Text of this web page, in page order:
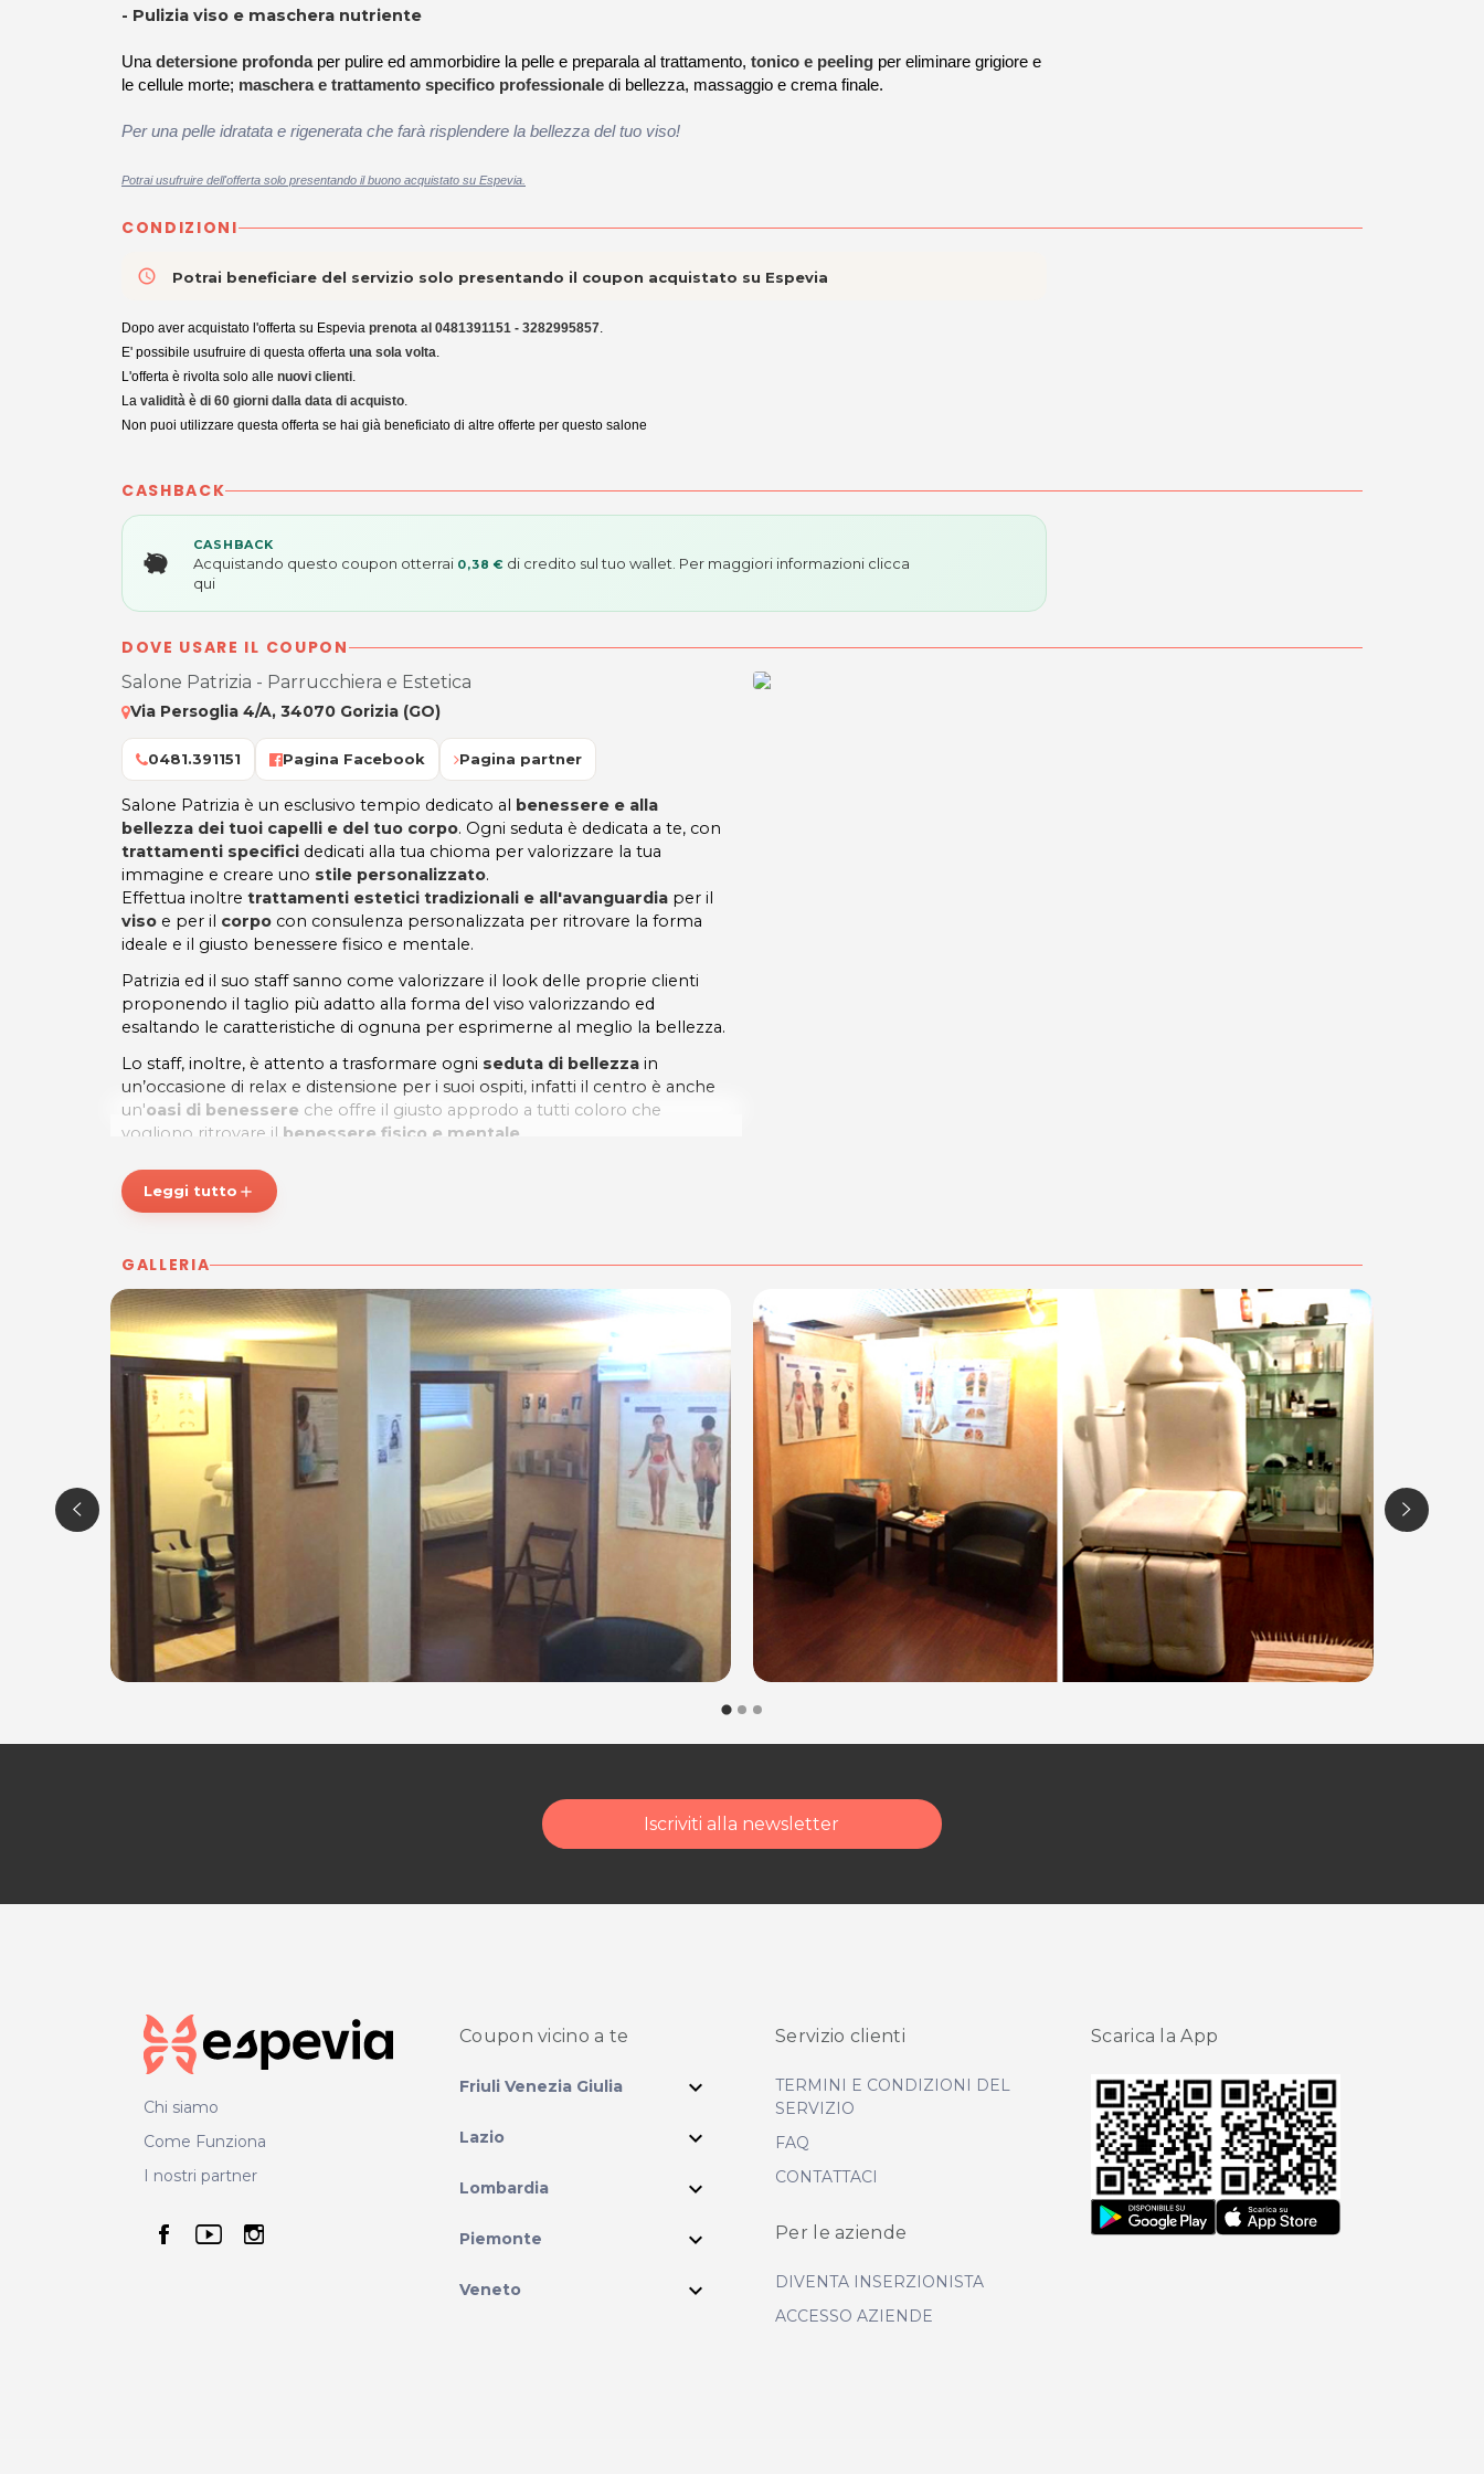
- Pulizia viso e maschera nutriente
Unadetersione profondaper pulire ed ammorbidire la pelle e preparala al trattamento, tonico e peeling per eliminare grigiore e
le cellule morte; maschera e trattamento specifico professionale di bellezza, massaggio e crema finale.
Per una pelle idratata e rigenerata che farà risplendere la bellezza del tuo viso!
Potrai usufruire dell'offerta solo presentando il buono acquistato su Espevia.
CONDIZIONI
access_time Potrai beneficiare del servizio solo presentando il coupon acquistato su Espevia
Dopo aver acquistato l'offerta su Espevia prenota al 0481391151 - 3282995857.
E' possibile usufruire di questa offerta una sola volta.
L'offerta è rivolta solo alle nuovi clienti.
La validità è di 60 giorni dalla data di acquisto.
Non puoi utilizzare questa offerta se hai già beneficiato di altre offerte per questo salone
CASHBACK
CASHBACK
Acquistando questo coupon otterrai 0,38 € di credito sul tuo wallet. Per maggiori informazioni clicca
qui
DOVE USARE IL COUPON
Salone Patrizia - Parrucchiera e Estetica
Via Persoglia 4/A, 34070 Gorizia (GO)
0481.391151 Pagina Facebook Pagina partner
Salone Patrizia è un esclusivo tempio dedicato al benessere e alla
bellezza dei tuoi capelli e del tuo corpo. Ogni seduta è dedicata a te, con
trattamenti specifici dedicati alla tua chioma per valorizzare la tua
immagine e creare uno stile personalizzato.
Effettua inoltre trattamenti estetici tradizionali e all'avanguardia per il
viso e per il corpo con consulenza personalizzata per ritrovare la forma
ideale e il giusto benessere fisico e mentale.
Patrizia ed il suo staff sanno come valorizzare il look delle proprie clienti
proponendo il taglio più adatto alla forma del viso valorizzando ed
esaltando le caratteristiche di ognuna per esprimerne al meglio la bellezza.
Lo staff, inoltre, è attento a trasformare ogni seduta di bellezza in
un’occasione di relax e distensione per i suoi ospiti, infatti il centro è anche
un'oasi di benessere che offre il giusto approdo a tutti coloro che
vogliono ritrovare il benessere fisico e mentale
SALONE PATRIZIA: accoglienza, cortesia e competenza!
* Prezzi di listino verificati in data 9/12/2019.
Martedì, Mercoledì e Giovedì: 8.00 - 12.00 / 15.00 - 19.00
Venerdì: 8.00 - 12-00 / 14-00 -18.30
Sabato: 7.15 - 15.00
SALONE PATRIZIA - PARRUCCHIERA ED ESTETICA
Via Persoglia, 4/A - GORIZIA
Tel. 0481391151 - 3282995857
P.IVA 01196910317
Per ulteriori informazioni sull'offerta o sulle modalità di acquisto scrivi a
posta@espevia.it
Leggi tutto add
GALLERIA
Iscriviti alla newsletter
Chi siamo
Come Funziona
I nostri partner
seguici su facebook
seguici su youtube
seguici su instagram
Coupon vicino a te
Friuli Venezia Giulia expand_more
Lazio expand_more
Lombardia expand_more
Piemonte expand_more
Veneto expand_more
Servizio clienti
TERMINI E CONDIZIONI DEL
SERVIZIO
FAQ
CONTATTACI
Per le aziende
DIVENTA INSERZIONISTA
ACCESSO AZIENDE
Scarica la App